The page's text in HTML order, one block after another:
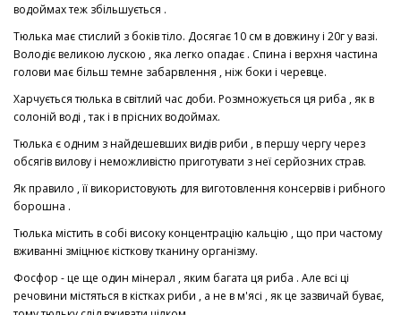
водоймах теж збільшується .
Тюлька має стислий з боків тіло. Досягає 10 см в довжину і 20г у вазі.
Володіє великою лускою , яка легко опадає . Спина і верхня частина
голови має більш темне забарвлення , ніж боки і черевце.
Харчується тюлька в світлий час доби. Розмножується ця риба , як в
солоній воді , так і в прісних водоймах.
Тюлька є одним з найдешевших видів риби , в першу чергу через
обсягів вилову і неможливістю приготувати з неї серйозних страв.
Як правило , її використовують для виготовлення консервів і рибного
борошна .
Тюлька містить в собі високу концентрацію кальцію , що при частому
вживанні зміцнює кісткову тканину організму.
Фосфор - це ще один мінерал , яким багата ця риба . Але всі ці
речовини містяться в кістках риби , а не в м'ясі , як це зазвичай буває,